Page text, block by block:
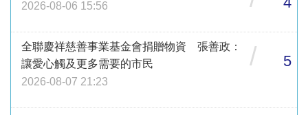
2026-08-06 15:56
全聯慶祥慈善事業基金會捐贈物資 張善政：
讓愛心觸及更多需要的市民
2026-08-07 21:23
/ 5